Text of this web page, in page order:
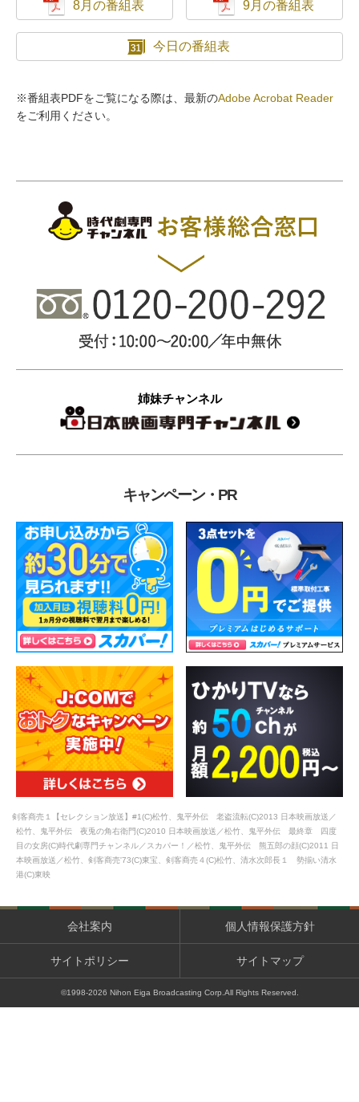
8月の番組表 9月の番組表
今日の番組表
※番組表PDFをご覧になる際は、最新のAdobe Acrobat Reader
をご利用ください。
姉妹チャンネル
キャンペーン・PR
剣客商売１【セレクション放送】#1(C)松竹、鬼平外伝 老盗流転(C)2013 日本映画放送／
松竹、鬼平外伝 夜兎の角右衛門(C)2010 日本映画放送／松竹、鬼平外伝 最終章 四度
目の女房(C)時代劇専門チャンネル／スカパー！／松竹、鬼平外伝 熊五郎の顔(C)2011 日
本映画放送／松竹、剣客商売'73(C)東宝、剣客商売４(C)松竹、清水次郎長１ 勢揃い清水
港(C)東映
会社案内 個人情報保護方針
サイトポリシー サイトマップ
©1998-2026 Nihon Eiga Broadcasting Corp.All Rights Reserved.